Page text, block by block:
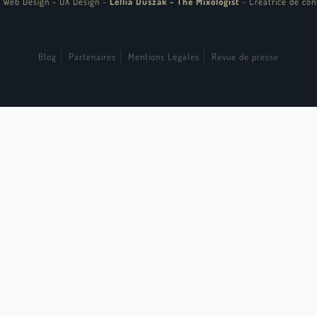
Blog Partenaires Mentions Légales Revue de presse